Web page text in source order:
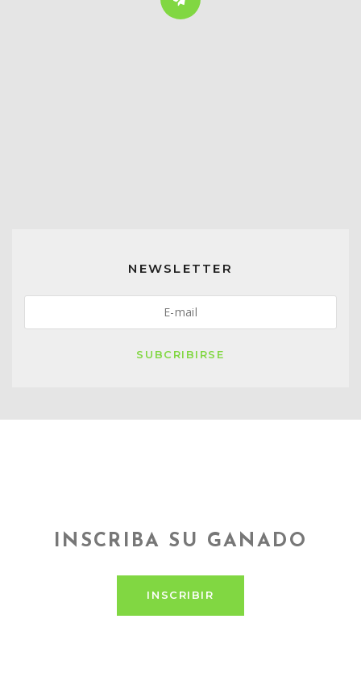
NEWSLETTER
SUBCRIBIRSE
INSCRIBA SU GANADO
INSCRIBIR